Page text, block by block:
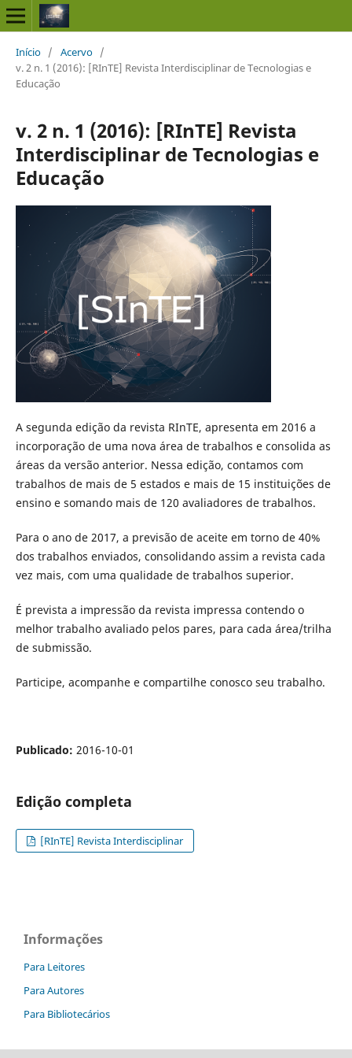
Início / Acervo /
v. 2 n. 1 (2016): [RInTE] Revista Interdisciplinar de Tecnologias e
Educação
v. 2 n. 1 (2016): [RInTE] Revista
Interdisciplinar de Tecnologias e
Educação
A segunda edição da revista RInTE, apresenta em 2016 a
incorporação de uma nova área de trabalhos e consolida as
áreas da versão anterior. Nessa edição, contamos com
trabalhos de mais de 5 estados e mais de 15 instituições de
ensino e somando mais de 120 avaliadores de trabalhos.
Para o ano de 2017, a previsão de aceite em torno de 40%
dos trabalhos enviados, consolidando assim a revista cada
vez mais, com uma qualidade de trabalhos superior.
É prevista a impressão da revista impressa contendo o
melhor trabalho avaliado pelos pares, para cada área/trilha
de submissão.
Participe, acompanhe e compartilhe conosco seu trabalho.
Publicado: 2016-10-01
Edição completa
[RInTE] Revista Interdisciplinar
Informações
Para Leitores
Para Autores
Para Bibliotecários